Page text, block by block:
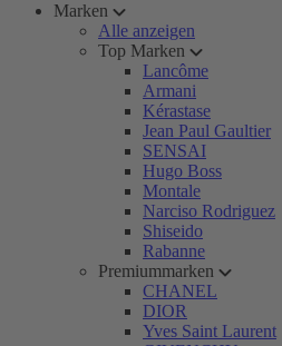
Marken
Alle anzeigen
Top Marken
Lancôme
Armani
Kérastase
Jean Paul Gaultier
SENSAI
Hugo Boss
Montale
Narciso Rodriguez
Shiseido
Rabanne
Premiummarken
CHANEL
DIOR
Yves Saint Laurent